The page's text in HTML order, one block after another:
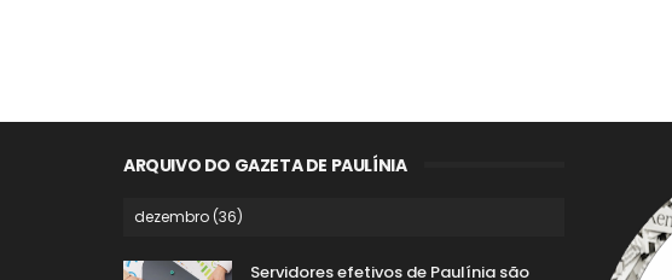
ARQUIVO DO GAZETA DE PAULÍNIA
Servidores efetivos de Paulínia são